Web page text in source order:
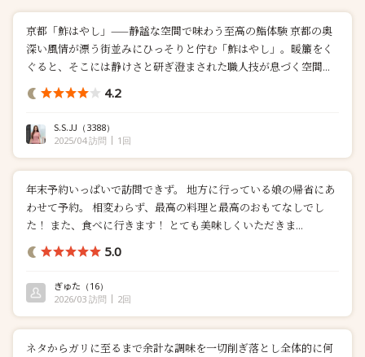
京都「鮓はやし」——静謐な空間で味わう至高の鮨体験 京都の奥
深い風情が漂う街並みにひっそりと佇む「鮓はやし」。暖簾をく
ぐると、そこには静けさと研ぎ澄まされた職人技が息づく空間...
4.2
S.S.JJ （3388）
2025/04 訪問
1回
年末予約いっぱいで訪問できず。 地方に行っている娘の帰省にあ
わせて予約。 相変わらず、最高の料理と最高のおもてなしでし
た！ また、食べに行きます！ とても美味しくいただきま...
5.0
ぎゅた （16）
2026/03 訪問
2回
ネタからガリに至るまで余計な調味を一切削ぎ落とし全体的に何